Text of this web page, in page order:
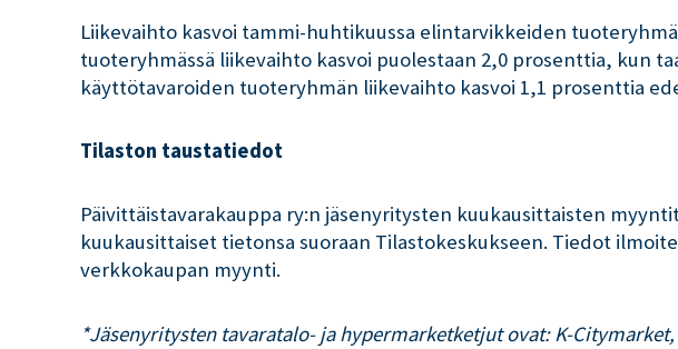
Liikevaihto kasvoi tammi-huhtikuussa elintarvikkeiden
tuoteryhmässä liikevaihto kasvoi puolestaan 2,0 prosenttia, kun
käyttötavaroiden tuoteryhmän liikevaihto kasvoi 1,1 prosenttia
Tilaston taustatiedot
Päivittäistavarakauppa ry:n jäsenyritysten kuukausittaisten
kuukausittaiset tietonsa suoraan Tilastokeskukseen. Tiedot
verkkokaupan myynti.
*Jäsenyritysten tavaratalo- ja hypermarketketjut ovat: K-